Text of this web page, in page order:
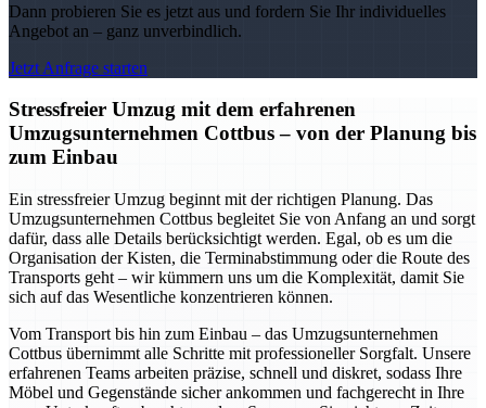
Dann probieren Sie es jetzt aus und fordern Sie Ihr individuelles
Angebot an – ganz unverbindlich.
Jetzt Anfrage starten
Stressfreier Umzug mit dem erfahrenen
Umzugsunternehmen Cottbus – von der Planung bis
zum Einbau
Ein stressfreier Umzug beginnt mit der richtigen Planung. Das
Umzugsunternehmen Cottbus begleitet Sie von Anfang an und sorgt
dafür, dass alle Details berücksichtigt werden. Egal, ob es um die
Organisation der Kisten, die Terminabstimmung oder die Route des
Transports geht – wir kümmern uns um die Komplexität, damit Sie
sich auf das Wesentliche konzentrieren können.
Vom Transport bis hin zum Einbau – das Umzugsunternehmen
Cottbus übernimmt alle Schritte mit professioneller Sorgfalt. Unsere
erfahrenen Teams arbeiten präzise, schnell und diskret, sodass Ihre
Möbel und Gegenstände sicher ankommen und fachgerecht in Ihre